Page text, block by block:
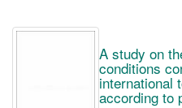
A study on
conditions
international
according to